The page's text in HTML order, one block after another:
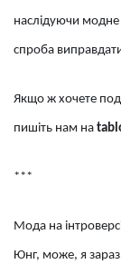
наслідуючи модне
спроба
Якщо ж хочете
пишіть нам на
***
Мода на
Юнг, може, я зараз